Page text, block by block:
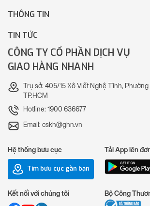
THÔNG TIN
TIN TỨC
CÔNG TY CỔ PHẦN DỊCH VỤ
GIAO HÀNG NHANH
Trụ sở: 405/15 Xô Viết Nghệ Tĩnh, Phường
TP.HCM
Hotline: 1900 636677
Email: cskh@ghn.vn
Hệ thống bưu cục
Tìm bưu cục gần bạn
Tải App lên
Kết nối với chúng tôi Bộ Công